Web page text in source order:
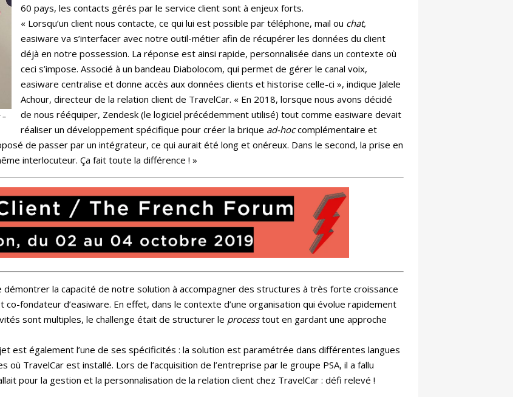
–
60 pays, les contacts gérés par le service client sont à enjeux forts.
« Lorsqu’un client nous contacte, ce qui lui est possible par téléphone, mail ou chat,
easiware va s’interfacer avec notre outil-métier afin de récupérer les données du client
déjà en notre possession. La réponse est ainsi rapide, personnalisée dans un contexte où
ceci s’impose. Associé à un bandeau Diabolocom, qui permet de gérer le canal voix,
easiware centralise et donne accès aux données clients et historise celle-ci », indique Jalele
Achour, directeur de la relation client de TravelCar. « En 2018, lorsque nous avons décidé
de nous rééquiper, Zendesk (le logiciel précédemment utilisé) tout comme easiware devait
réaliser un développement spécifique pour créer la brique ad-hoccomplémentaire et
de passer par un intégrateur, ce qui aurait été long et onéreux. Dans le second, la prise en
interlocuteur. Ça fait toute la différence ! »
démontrer la capacité de notre solution à accompagner des structures à très forte croissance
fondateur d’easiware. En effet, dans le contexte d’une organisation qui évolue rapidement
sont multiples, le challenge était de structurer le processtout en gardant une approche
est également l’une de ses spécificités : la solution est paramétrée dans différentes langues
TravelCar est installé. Lors de l’acquisition de l’entreprise par le groupe PSA, il a fallu
pour la gestion et la personnalisation de la relation client chez TravelCar : défi relevé !